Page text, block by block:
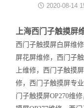
西门子变频器维
西门子触摸屏维
西门子数控系统
西门子伺服驱动
2020-08-14
上海西门子触摸屏
西门子触摸屏白屏维
屏花屏维修，西门子
上维修，西门子触摸
修，西门子触摸屏专
门子触摸屏OP270维